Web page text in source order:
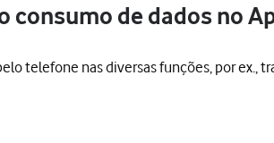
consumo de dados no
telefone nas diversas funções, por